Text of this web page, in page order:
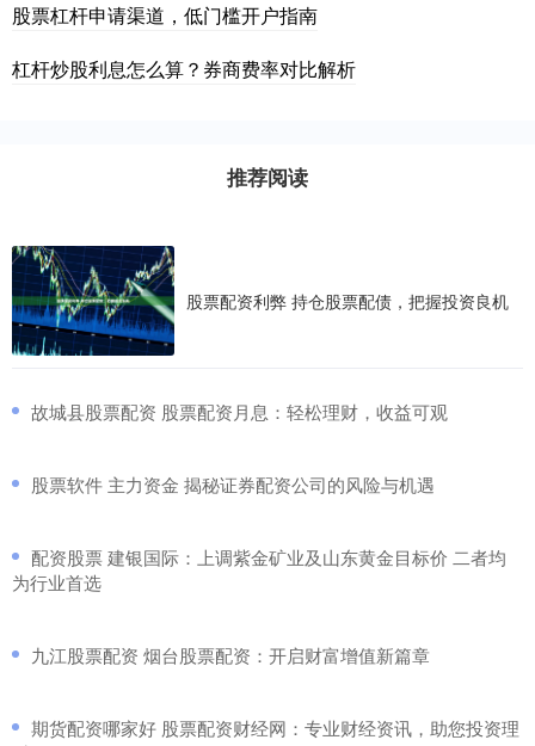
股票杠杆申请渠道，低门槛开户指南
杠杆炒股利息怎么算？券商费率对比解析
推荐阅读
股票配资利弊 持仓股票配债，把握投资良机
​故城县股票配资 股票配资月息：轻松理财，收益可观
​股票软件 主力资金 揭秘证券配资公司的风险与机遇
​配资股票 建银国际：上调紫金矿业及山东黄金目标价 二者均
为行业首选
​九江股票配资 烟台股票配资：开启财富增值新篇章
​期货配资哪家好 股票配资财经网：专业财经资讯，助您投资理